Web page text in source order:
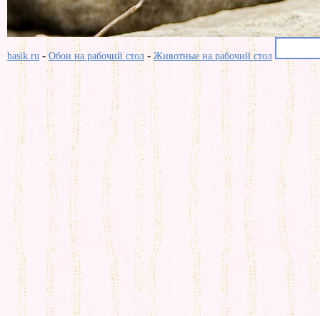
basik.ru -Обои на рабочий стол -Животные на рабочий стол